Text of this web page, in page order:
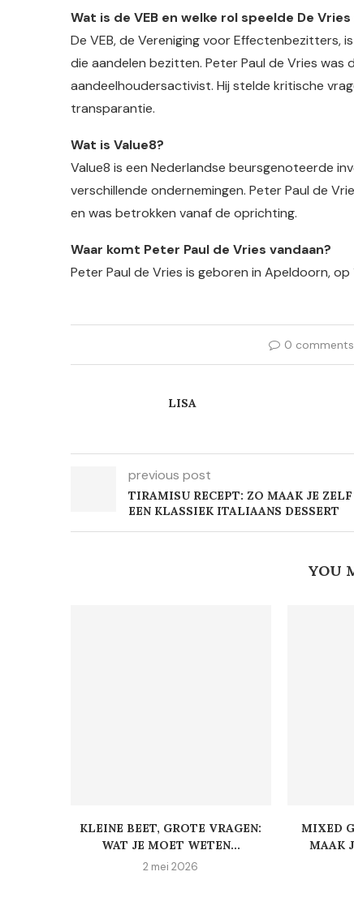
Wat is de VEB en welke rol speelde De
De VEB, de Vereniging voor Effectenbezitters,
die aandelen bezitten. Peter Paul de Vries was
aandeelhoudersactivist. Hij stelde kritische
transparantie.
Wat is Value8?
Value8 is een Nederlandse beursgenoteerde
verschillende ondernemingen. Peter Paul de
en was betrokken vanaf de oprichting.
Waar komt Peter Paul de Vries vandaan?
Peter Paul de Vries is geboren in Apeldoorn,
0 comments
LISA
previous post
TIRAMISU RECEPT: ZO MAAK JE ZELF
EEN KLASSIEK ITALIAANS DESSERT
YOU
KLEINE BEET, GROTE VRAGEN:
WAT JE MOET WETEN...
2 mei 2026
MIXED
MAAK